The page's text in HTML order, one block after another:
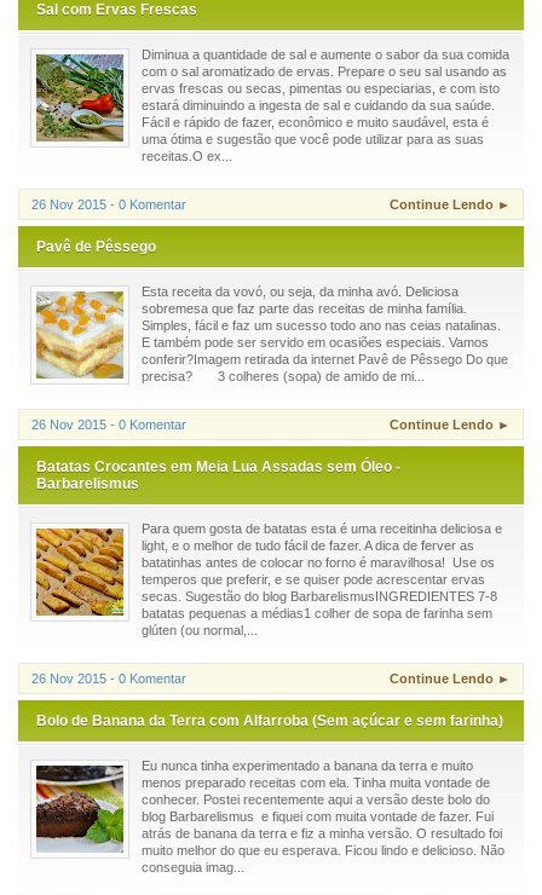
Sal com Ervas Frescas
Diminua a quantidade de sal e aumente o sabor da sua comida
com o sal aromatizado de ervas. Prepare o seu sal usando as
ervas frescas ou secas, pimentas ou especiarias, e com isto
estará diminuindo a ingesta de sal e cuidando da sua saúde.
Fácil e rápido de fazer, econômico e muito saudável, esta é
uma ótima e sugestão que você pode utilizar para as suas
receitas.O ex...
26 Nov 2015 - 0 Komentar Continue Lendo ►
Pavê de Pêssego
Esta receita da vovó, ou seja, da minha avó. Deliciosa
sobremesa que faz parte das receitas de minha família.
Simples, fácil e faz um sucesso todo ano nas ceias natalinas.
E também pode ser servido em ocasiões especiais. Vamos
conferir?Imagem retirada da internet Pavê de Pêssego Do que
precisa? 3 colheres (sopa) de amido de mi...
26 Nov 2015 - 0 Komentar Continue Lendo ►
Batatas Crocantes em Meia Lua Assadas sem Óleo -
Barbarelismus
Para quem gosta de batatas esta é uma receitinha deliciosa e
light, e o melhor de tudo fácil de fazer. A dica de ferver as
batatinhas antes de colocar no forno é maravilhosa! Use os
temperos que preferir, e se quiser pode acrescentar ervas
secas. Sugestão do blog BarbarelismusINGREDIENTES 7-8
batatas pequenas a médias1 colher de sopa de farinha sem
glúten (ou normal,...
26 Nov 2015 - 0 Komentar Continue Lendo ►
Bolo de Banana da Terra com Alfarroba (Sem açúcar e sem farinha)
Eu nunca tinha experimentado a banana da terra e muito
menos preparado receitas com ela. Tinha muita vontade de
conhecer. Postei recentemente aqui a versão deste bolo do
blog Barbarelismus e fiquei com muita vontade de fazer. Fui
atrás de banana da terra e fiz a minha versão. O resultado foi
muito melhor do que eu esperava. Ficou lindo e delicioso. Não
conseguia imag...